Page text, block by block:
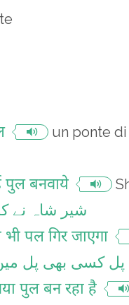
un ponte
पुल बनवाये
شیر شاہ نے
पल गिर जाएगा
پل کسی بھی پل
पुल बन रहा है